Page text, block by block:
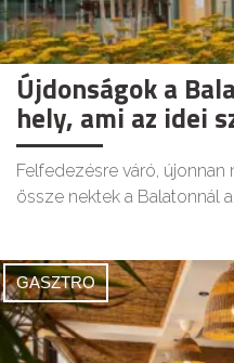
Újdonságok a
hely, ami az idei
Felfedezésre váró,
össze nektek a Balatonnál
GASZTRO